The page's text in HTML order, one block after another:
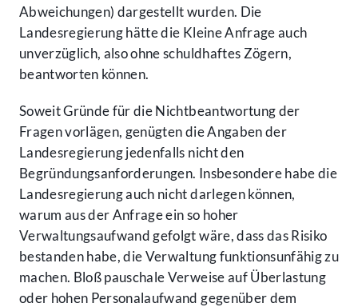
Abweichungen) dargestellt wurden. Die
Landesregierung hätte die Kleine Anfrage auch
unverzüglich, also ohne schuldhaftes Zögern,
beantworten können.
Soweit Gründe für die Nichtbeantwortung der
Fragen vorlägen, genügten die Angaben der
Landesregierung jedenfalls nicht den
Begründungsanforderungen. Insbesondere habe die
Landesregierung auch nicht darlegen können,
warum aus der Anfrage ein so hoher
Verwaltungsaufwand gefolgt wäre, dass das Risiko
bestanden habe, die Verwaltung funktionsunfähig zu
machen. Bloß pauschale Verweise auf Überlastung
oder hohen Personalaufwand gegenüber dem